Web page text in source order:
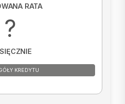
RATA
?
KREDYTU